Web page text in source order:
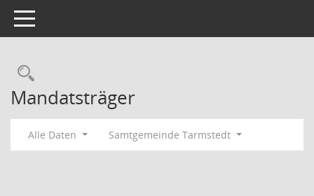
Toggle navigation
Rechercheauswahl
Mandatsträger
Alle Daten Samtgemeinde Tarmstedt